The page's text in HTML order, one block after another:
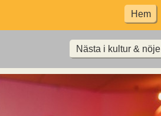
Hem
Nästa i kultur & nöje